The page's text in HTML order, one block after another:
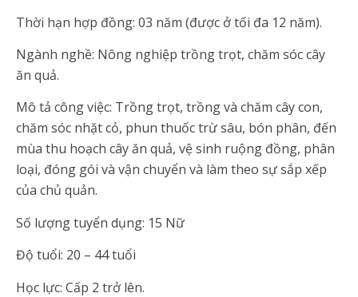
Thời hạn hợp đồng: 03 năm (được ở tối đa 12 năm).
Ngành nghề: Nông nghiệp trồng trọt, chăm sóc cây
ăn quả.
Mô tả công việc: Trồng trọt, trồng và chăm cây con,
chăm sóc nhặt cỏ, phun thuốc trừ sâu, bón phân, đến
mùa thu hoạch cây ăn quả, vệ sinh ruộng đồng, phân
loại, đóng gói và vận chuyển và làm theo sự sắp xếp
của chủ quản.
Số lượng tuyển dụng: 15 Nữ
Độ tuổi: 20 – 44 tuổi
Học lực: Cấp 2 trở lên.